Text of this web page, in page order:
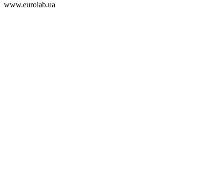
www.eurolab.ua